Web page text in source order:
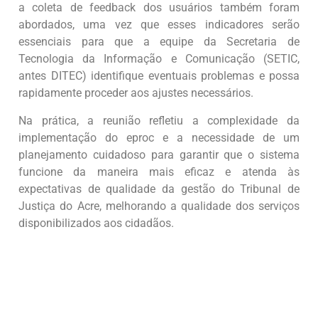
a coleta de feedback dos usuários também foram
abordados, uma vez que esses indicadores serão
essenciais para que a equipe da Secretaria de
Tecnologia da Informação e Comunicação (SETIC,
antes DITEC) identifique eventuais problemas e possa
rapidamente proceder aos ajustes necessários.
Na prática, a reunião refletiu a complexidade da
implementação do eproc e a necessidade de um
planejamento cuidadoso para garantir que o sistema
funcione da maneira mais eficaz e atenda às
expectativas de qualidade da gestão do Tribunal de
Justiça do Acre, melhorando a qualidade dos serviços
disponibilizados aos cidadãos.